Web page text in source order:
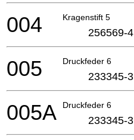
Kragenstift 5
004 256569-4
Druckfeder 6
005 233345-3
Druckfeder 6
005A 233345-3